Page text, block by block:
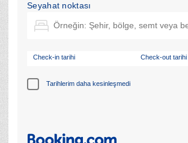
Seyahat noktası
Check-in tarihi Check-out tarihi
Tarihlerim daha kesinleşmedi